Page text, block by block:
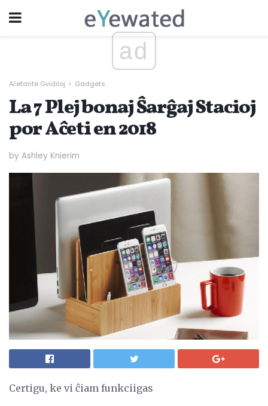
ad
Aĉetante Gvidiloj Gadgets
La 7 Plej bonaj Ŝarĝaj Stacioj
por Aĉeti en 2018
by Ashley Knierim
Certigu, ke vi ĉiam funkciigas